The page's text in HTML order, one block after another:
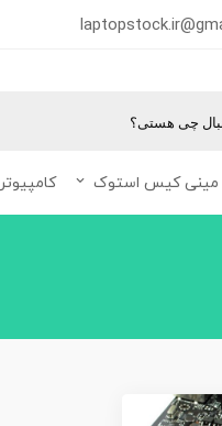
مینی کیس استوک کامپیوتر All in one